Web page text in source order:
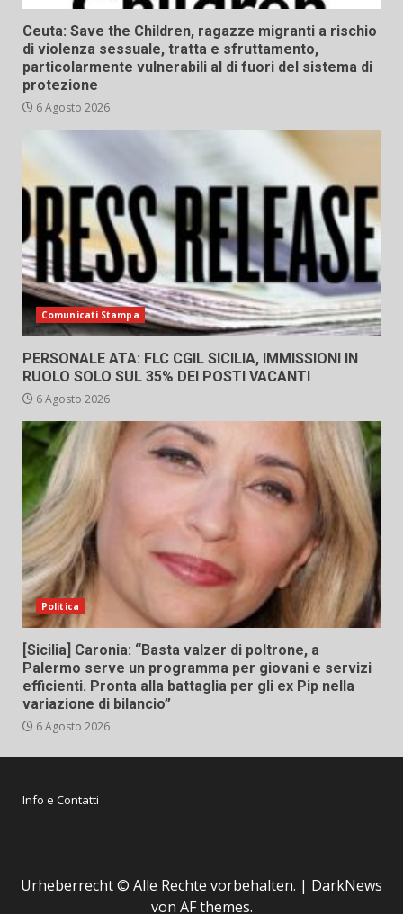
Ceuta: Save the Children, ragazze migranti a rischio
di violenza sessuale, tratta e sfruttamento,
particolarmente vulnerabili al di fuori del sistema di
protezione
6 Agosto 2026
Comunicati Stampa
PERSONALE ATA: FLC CGIL SICILIA, IMMISSIONI IN
RUOLO SOLO SUL 35% DEI POSTI VACANTI
6 Agosto 2026
Politica
[Sicilia] Caronia: “Basta valzer di poltrone, a
Palermo serve un programma per giovani e servizi
efficienti. Pronta alla battaglia per gli ex Pip nella
variazione di bilancio”
6 Agosto 2026
Info e Contatti
Urheberrecht © Alle Rechte vorbehalten. | DarkNews
von AF themes.